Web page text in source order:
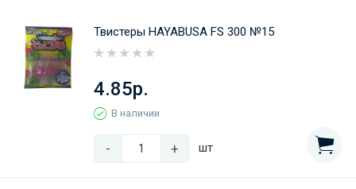
Твистеры HAYABUSA FS 300 №15
4.85р.
В наличии
- + шт